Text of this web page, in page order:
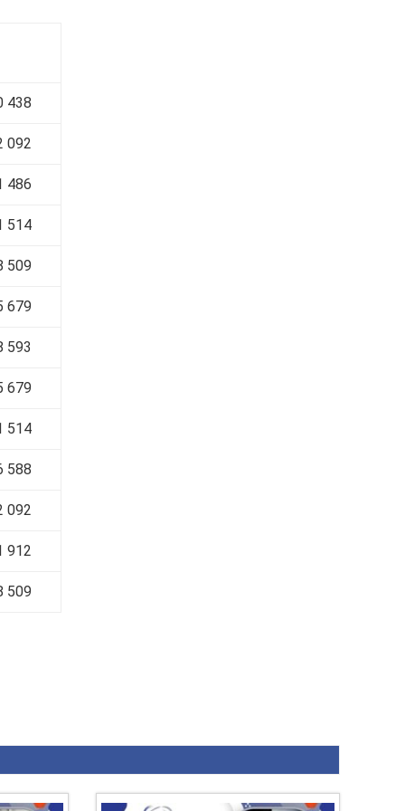
438
092
486
514
509
679
593
679
514
588
092
912
509